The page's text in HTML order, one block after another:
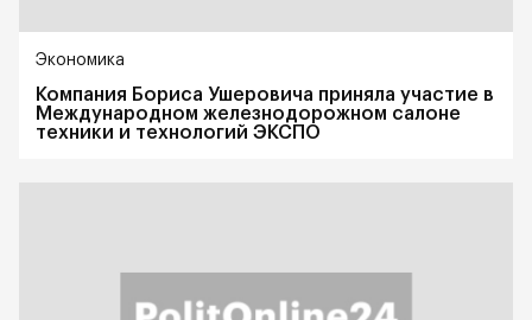
Экономика
Компания Бориса Ушеровича приняла участие в
Международном железнодорожном салоне
техники и технологий ЭКСПО